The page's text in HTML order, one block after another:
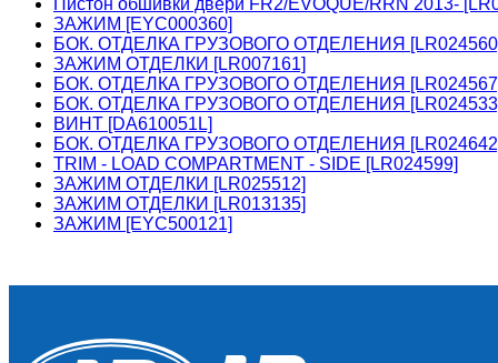
ЗАЖИМ [EYC000360]
БОК. ОТДЕЛКА ГРУЗОВОГО ОТДЕЛЕНИЯ
ЗАЖИМ ОТДЕЛКИ [LR007161]
БОК. ОТДЕЛКА ГРУЗОВОГО ОТДЕЛЕНИЯ
БОК. ОТДЕЛКА ГРУЗОВОГО ОТДЕЛЕНИЯ
ВИНТ [DA610051L]
БОК. ОТДЕЛКА ГРУЗОВОГО ОТДЕЛЕНИЯ
TRIM - LOAD COMPARTMENT - SIDE [LR024599]
ЗАЖИМ ОТДЕЛКИ [LR025512]
ЗАЖИМ ОТДЕЛКИ [LR013135]
ЗАЖИМ [EYC500121]